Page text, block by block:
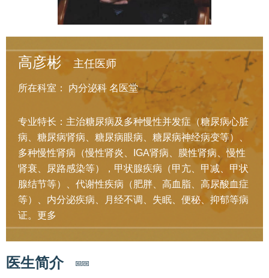
高彦彬 主任医师
所在科室： 内分泌科 名医堂
专业特长：主治糖尿病及多种慢性并发症（糖尿病心脏
病、糖尿病肾病、糖尿病眼病、糖尿病神经病变等）、
多种慢性肾病（慢性肾炎、IGA肾病、膜性肾病、慢性
肾衰、尿路感染等），甲状腺疾病（甲亢、甲减、甲状
腺结节等）、代谢性疾病（肥胖、高血脂、高尿酸血症
等）、内分泌疾病、月经不调、失眠、便秘、抑郁等病
证。 更多
医生简介